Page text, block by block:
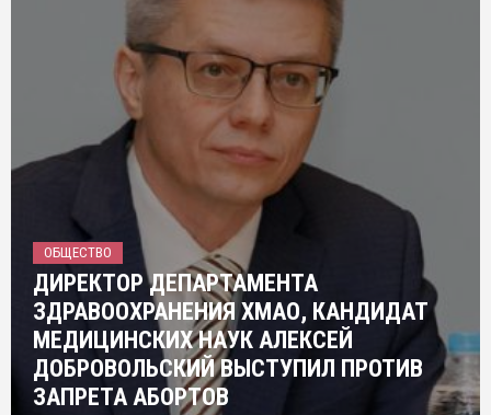
ОБЩЕСТВО
ДИРЕКТОР ДЕПАРТАМЕНТА
ЗДРАВООХРАНЕНИЯ ХМАО, КАНДИДАТ
МЕДИЦИНСКИХ НАУК АЛЕКСЕЙ
ДОБРОВОЛЬСКИЙ ВЫСТУПИЛ ПРОТИВ
ЗАПРЕТА АБОРТОВ